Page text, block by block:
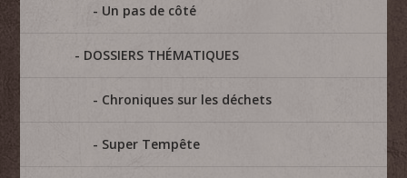
Un pas de côté
DOSSIERS THÉMATIQUES
Chroniques sur les déchets
Super Tempête